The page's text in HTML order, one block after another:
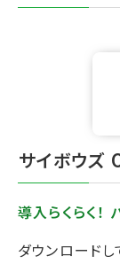
サイボウズ
導入らくらく！
ダウンロード